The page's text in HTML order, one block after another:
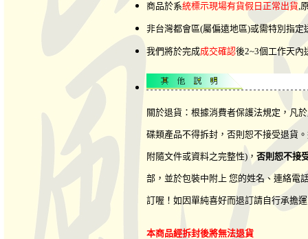
商品於系統標示現場有貨假日正常出貨,
非台灣都會區(屬偏遠地區)或需特別指
我們將於完成成交確認後2~3個工作天內
關於退貨：根據消費者保護法規定，凡
碟類產品不得拆封，否則恕不接受退貨
附隨文件或資料之完整性)， 否則恕不接
部，並於包裝中附上 您的姓名、連絡電
訂喔！如因單純喜好而退訂請自行承擔
本商品經拆封後將無法退貨